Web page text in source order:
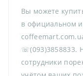
Вы можете
в официальном
☏(093)3858833.
сотрудники